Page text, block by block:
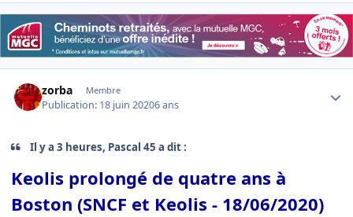
zorba Membre
Publication: 18 juin 20206 ans
Il y a 3 heures, Pascal 45 a dit :
Keolis prolongé de quatre ans à
Boston (SNCF et Keolis - 18/06/2020)